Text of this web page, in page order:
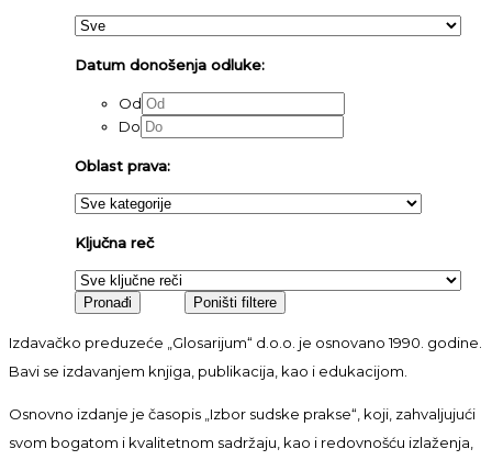
Datum donošenja odluke:
Od
Do
Oblast prava:
Ključna reč
Izdavačko preduzeće „Glosarijum“ d.o.o. je osnovano 1990. godine.
Bavi se izdavanjem knjiga, publikacija, kao i edukacijom.
Osnovno izdanje je časopis „Izbor sudske prakse“, koji, zahvaljujući
svom bogatom i kvalitetnom sadržaju, kao i redovnošću izlaženja,